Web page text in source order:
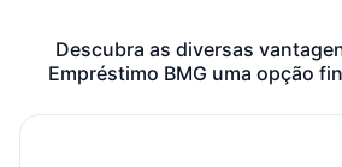
Empréstimo
Descubra as diversas
Empréstimo BMG uma opção